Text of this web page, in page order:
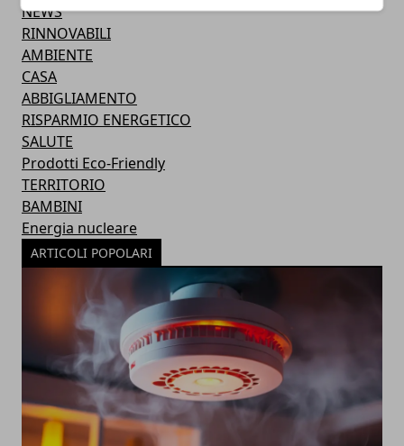
NEWS
RINNOVABILI
AMBIENTE
CASA
ABBIGLIAMENTO
RISPARMIO ENERGETICO
SALUTE
Prodotti Eco-Friendly
TERRITORIO
BAMBINI
Energia nucleare
ARTICOLI POPOLARI